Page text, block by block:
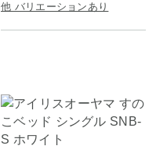
他 バリエーションあり